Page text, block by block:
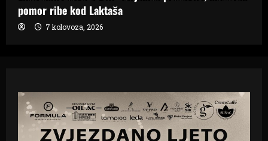
pomor ribe kod Laktaša
7 kolovoza, 2026